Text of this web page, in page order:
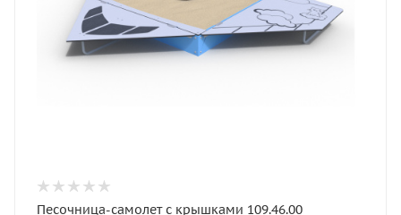
Песочница-самолет с крышками 109.46.00